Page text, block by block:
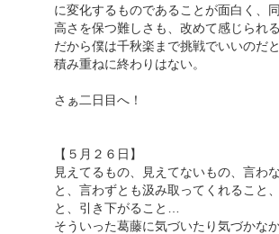
に変化するものであることが面白く、
高さを保つ難しさも、改めて感じられる
だから僕は千秋楽まで挑戦でいいのだ
積み重ねに終わりはない。
さぁ二日目へ！
【５月２６日】
見えてるもの、見えてないもの、言わ
と、言わずとも汲み取ってくれること
と、引き下がること…
そういった葛藤に気づいたり気づかな